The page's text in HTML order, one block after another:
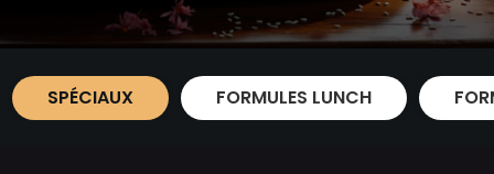
SPÉCIAUX FORMULES LUNCH